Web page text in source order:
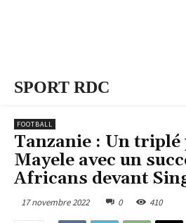
SPORT RDC
FOOTBALL
Tanzanie : Un
Mayele avec un
Africans devant
17 novembre 2022 0 410